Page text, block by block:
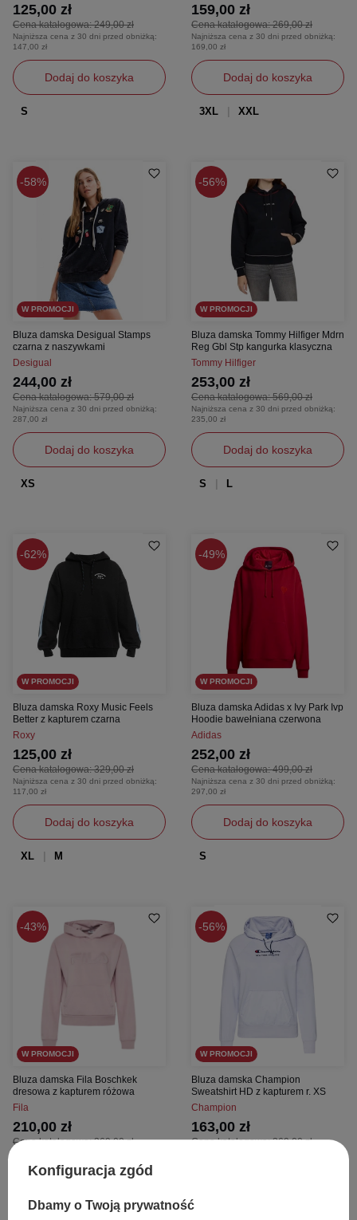
Cena katalogowa:249,00 zł
125,00 zł
Najniższa cena z 30 dni przed obniżką:
147,00 zł
Dodaj do koszyka
S
Cena katalogowa:269,00 zł
159,00 zł
Najniższa cena z 30 dni przed obniżką:
169,00 zł
Dodaj do koszyka
3XL XXL
58%
W PROMOCJI
Bluza damska Desigual Stamps
czarna z naszywkami
Desigual
Cena katalogowa:579,00 zł
244,00 zł
Najniższa cena z 30 dni przed obniżką:
287,00 zł
Dodaj do koszyka
XS
56%
W PROMOCJI
Bluza damska Tommy Hilfiger Mdrn
Reg Gbl Stp kangurka klasyczna
Tommy Hilfiger
Cena katalogowa:569,00 zł
253,00 zł
Najniższa cena z 30 dni przed obniżką:
235,00 zł
Dodaj do koszyka
S L
62%
W PROMOCJI
Bluza damska Roxy Music Feels
Better z kapturem czarna
Roxy
Cena katalogowa:329,00 zł
125,00 zł
Najniższa cena z 30 dni przed obniżką:
117,00 zł
Dodaj do koszyka
XL M
49%
W PROMOCJI
Bluza damska Adidas x Ivy Park Ivp
Hoodie bawełniana czerwona
Adidas
Cena katalogowa:499,00 zł
252,00 zł
Najniższa cena z 30 dni przed obniżką:
297,00 zł
Dodaj do koszyka
S
43%
W PROMOCJI
Bluza damska Fila Boschkek
dresowa z kapturem różowa
Fila
Cena katalogowa:369,00 zł
210,00 zł
56%
W PROMOCJI
Bluza damska Champion
Sweatshirt HD z kapturem r. XS
Champion
Cena katalogowa:369,00 zł
163,00 zł
Konfiguracja zgód
Dbamy o Twoją prywatność